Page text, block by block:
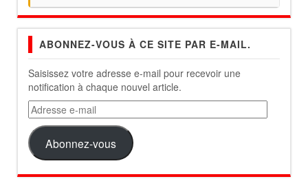
ABONNEZ-VOUS À CE SITE PAR E-MAIL.
Saisissez votre adresse e-mail pour recevoir une
notification à chaque nouvel article.
Adresse
e-
mail
Abonnez-vous